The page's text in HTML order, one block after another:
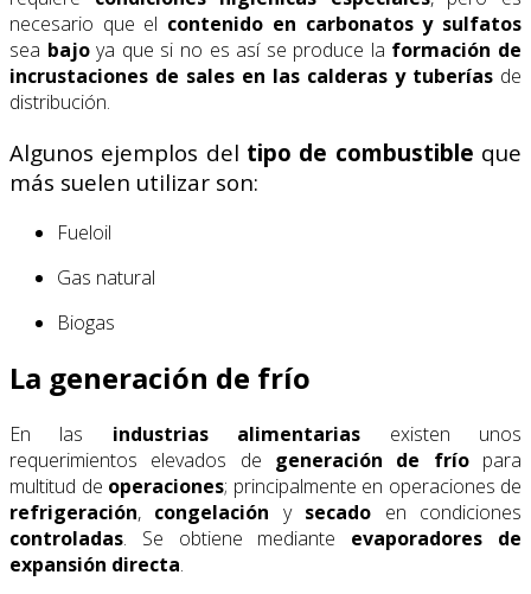
necesario que el contenido en carbonatos y sulfatos
sea bajoya que si no es así se produce la formación de
incrustaciones de sales en las calderas y tuberías de
distribución.
Algunos ejemplos del tipo de combustible que
más suelen utilizar son:
Fueloil
Gas natural
Biogas
La generación de frío
En las industrias alimentarias existen unos
requerimientos elevados de generación de fríopara
multitud de operaciones; principalmente en operaciones de
refrigeración, congelación y secado en condiciones
controladas. Se obtiene mediante evaporadores de
expansión directa.